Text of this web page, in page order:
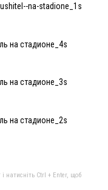
na-stadione_1s
на стадионе_4s
на стадионе_3s
на стадионе_2s
натисніть Ctrl + Enter, щоб